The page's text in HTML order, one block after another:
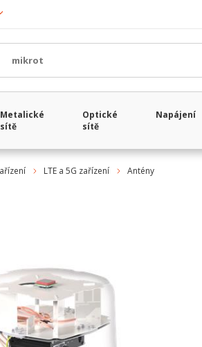
Metalické
sítě
Optické
sítě
Napájení
LTE a 5G zařízení Antény